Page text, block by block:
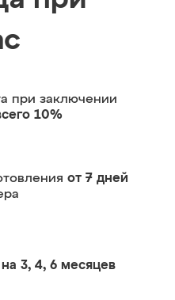
при заключении
10%
от 7 дней
на 3, 4, 6 месяцев